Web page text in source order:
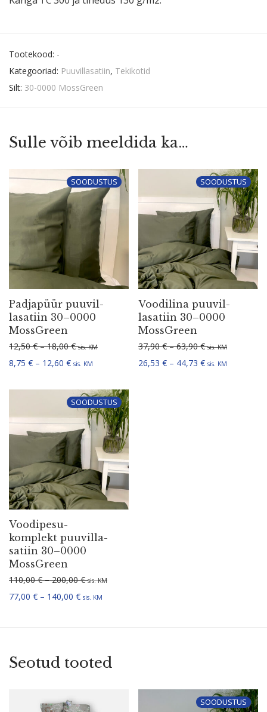
Tootekood: -
Kategooriad: Puuvillasatiin, Tekikotid
Silt: 30-0000 MossGreen
Sulle võib meeldida ka…
SOODUSTUS
Padjapüür puuvil­
la­satiin 30–0000
MossGreen
12,50€ – 18,00€Hinnavahemik: 12,50 € kuni 18,00 €
sis. KM
8,75 € – 12,60 €Hinnavahemik: 8,75 € kuni 12,60 €
sis. KM
SOODUSTUS
Voodilina puuvil­
la­satiin 30–0000
MossGreen
37,90€ – 63,90€Hinnavahemik:
sis. KM
26,53 € – 44,73 €Hinnavahemik:
sis. KM
SOODUSTUS
Voodi­pe­su­
komplekt puuvil­la­
satiin 30–0000
MossGreen
110,00€ – 200,00€Hinnavahemik: 110,00 € kuni 200,00 €
sis. KM
77,00 € – 140,00 €Hinnavahemik: 77,00 € kuni 140,00 €
sis. KM
Seotud tooted
SOODUSTUS